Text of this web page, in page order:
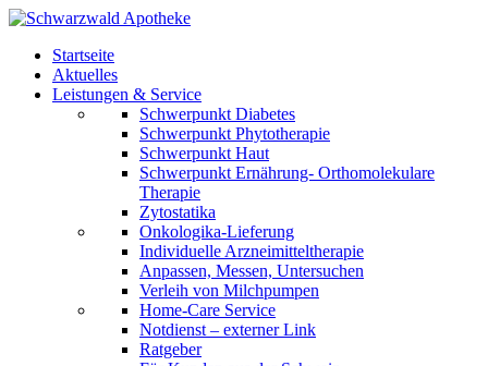
Startseite
Aktuelles
Leistungen & Service
Schwerpunkt Diabetes
Schwerpunkt Phytotherapie
Schwerpunkt Haut
Schwerpunkt Ernährung- Orthomolekulare
Therapie
Zytostatika
Onkologika-Lieferung
Individuelle Arzneimitteltherapie
Anpassen, Messen, Untersuchen
Verleih von Milchpumpen
Home-Care Service
Notdienst – externer Link
Ratgeber